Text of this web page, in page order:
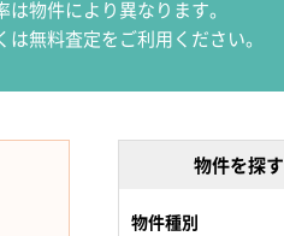
は物件により異なります。
は無料査定をご利用ください。
物件を探す
物件種別